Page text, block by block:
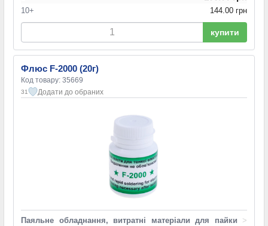
10+ 144.00 грн
купити
Флюс F-2000 (20г)
Код товару: 35669
31 Додати до обраних
Паяльне обладнання, витратні матеріали для пайки
>